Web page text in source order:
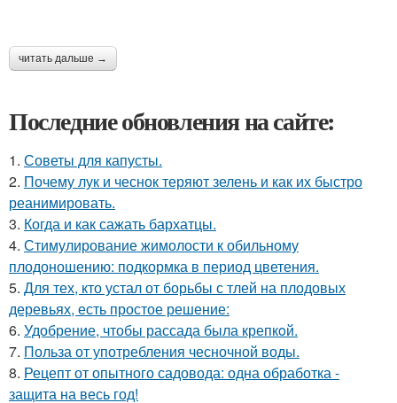
читать дальше →
Последние обновления на сайте:
1. Советы для капусты.
2. Почему лук и чеснок теряют зелень и как их быстро
реанимировать.
3. Когда и как сажать бархатцы.
4. Стимулирование жимолости к обильному
плодоношению: подкормка в период цветения.
5. Для тех, кто устал от борьбы с тлей на плодовых
деревьях, есть простое решение:
6. Удобрение, чтобы рассада была крепкoй.
7. Польза от употребления чесночной воды.
8. Рецепт от опытного садовода: одна обработка -
защита на весь год!